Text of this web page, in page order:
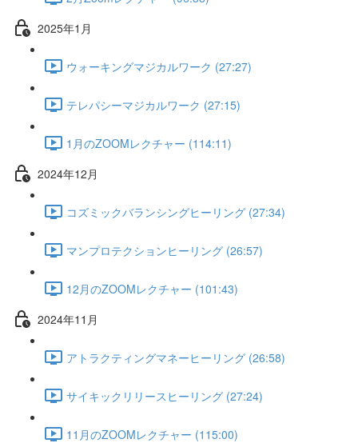
2025年1月
ウォーキングマジカルワーク (27:27)
テレパシーマジカルワーク (27:15)
1月のZOOMレクチャー (114:11)
2024年12月
コズミックバランシングヒーリング (27:34)
マンプロテクションヒーリング (26:57)
12月のZOOMレクチャー (101:43)
2024年11月
アトラクティングマネーヒーリング (26:58)
サイキックリリースヒーリング (27:24)
11月のZOOMレクチャー (115:00)